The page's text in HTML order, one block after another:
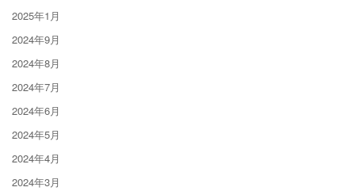
2025年1月
2024年9月
2024年8月
2024年7月
2024年6月
2024年5月
2024年4月
2024年3月